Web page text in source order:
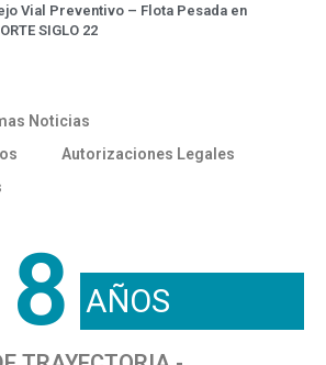
Vial Preventivo – Flota Pesada en
SIGLO 22
Noticias
Autorizaciones Legales
AÑOS